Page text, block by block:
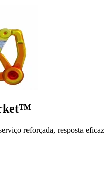
reforçada, resposta eficaz